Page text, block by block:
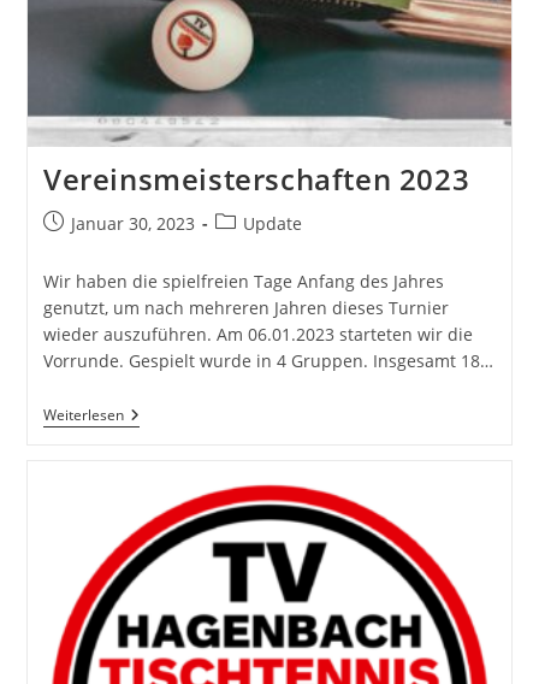
Vereinsmeisterschaften 2023
BeitragJanuar 30, 2023
Beitrags-
Update
Wir haben die spielfreien Tage Anfang des Jahres
genutzt, um nach mehreren Jahren dieses Turnier
wieder auszuführen. Am 06.01.2023 starteten wir die
Vorrunde. Gespielt wurde in 4 Gruppen. Insgesamt 18…
WeiterlesenVereinsmeisterschaften
2023